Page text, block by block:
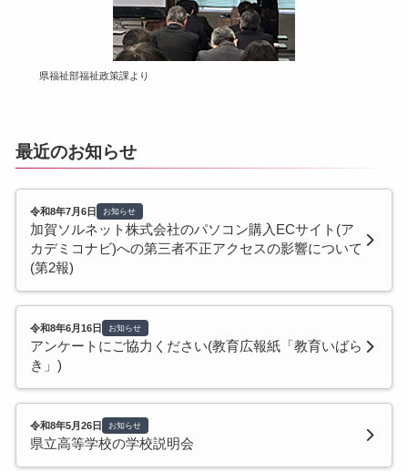
県福祉部福祉政策課より
最近のお知らせ
令和8年7月6日 お知らせ
加賀ソルネット株式会社のパソコン購入ECサイト(ア
カデミコナビ)への第三者不正アクセスの影響について
(第2報)
令和8年6月16日 お知らせ
アンケートにご協力ください(教育広報紙「教育いばら
き」)
令和8年5月26日 お知らせ
県立高等学校の学校説明会